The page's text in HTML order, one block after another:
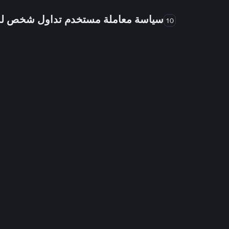
10 سياسة معاملة مستخدم تداول